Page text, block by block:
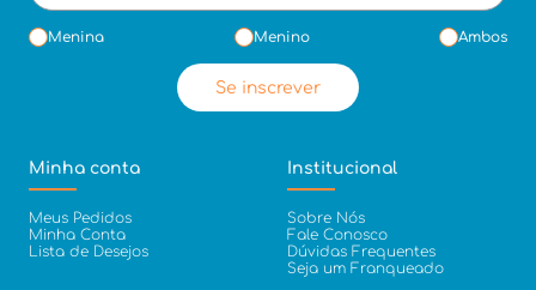
Menina Menino Ambos
Se inscrever
Minha conta
Meus Pedidos
Minha Conta
Lista de Desejos
Institucional
Sobre Nós
Fale Conosco
Dúvidas Frequentes
Seja um Franqueado